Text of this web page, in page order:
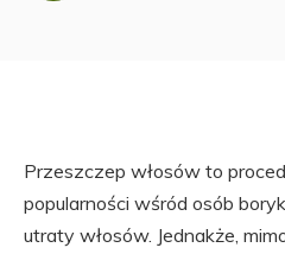
Przeszczep włosów to
popularności wśród osób
utraty włosów. Jednakże,